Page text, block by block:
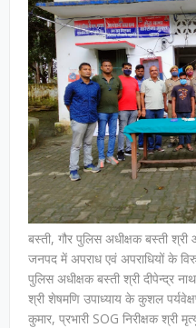
बस्ती, गौर पुलिस अधीक्षक बस्ती
जनपद में अपराध एवं अपराधियों के
पुलिस अधीक्षक बस्ती श्री दीपेन्द्र
श्री शेषमणि उपाध्याय के कुशल
कुमार, प्रभारी SOG निरीक्षक श्री